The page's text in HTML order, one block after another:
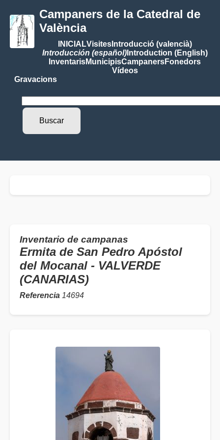
Campaners de la Catedral de
València
INICIALVisitesIntroducció (valencià)
Introducción (español)Introduction (English)
InventarisMunicipisCampanersFonedors
Vídeos
Gravacions
Inventario de campanas
Ermita de San Pedro Apóstol
del Mocanal - VALVERDE
(CANARIAS)
Referencia 14694